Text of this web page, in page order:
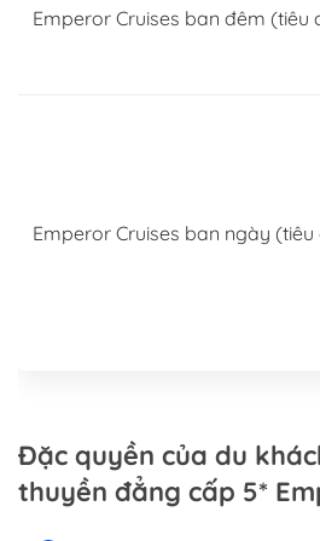
Emperor Cruises ban đêm (tiêu
Emperor Cruises ban ngày (tiêu
Đặc quyền của du
thuyền đẳng cấp 5*